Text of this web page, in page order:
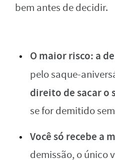
bem antes de decidir.
O maior risco: a
pelo saque-
direito de sacar o
se for demitido
Você só recebe a
demissão, o único